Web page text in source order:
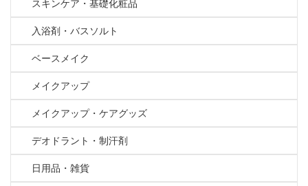
スキンケア・基礎化粧品
入浴剤・バスソルト
ベースメイク
メイクアップ
メイクアップ・ケアグッズ
デオドラント・制汗剤
日用品・雑貨